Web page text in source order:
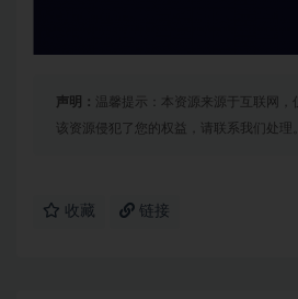
声明： 温馨提示：本资源来源于互联网，
该资源侵犯了您的权益，请联系我们处理。
收藏 链接